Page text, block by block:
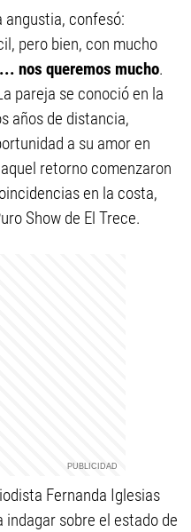
angustia, confesó:
pero bien, con mucho
nos queremos mucho.
pareja se conoció en la
años de distancia,
a su amor en
retorno comenzaron
en la costa,
Show de El Trece.
Fernanda Iglesias
sobre el estado de